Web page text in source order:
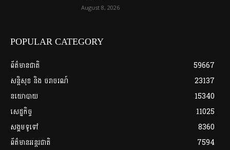
August 8, 2026
POPULAR CATEGORY
ព័ត៌មានជាតិ
59667
សន្តិសុខ និង ចរាចរណ៍
23137
នយោបាយ
15340
សេដ្ឋកិច្ច
11025
សង្គមទូទៅ
8360
ព័ត៌មានអន្តរជាតិ
7594